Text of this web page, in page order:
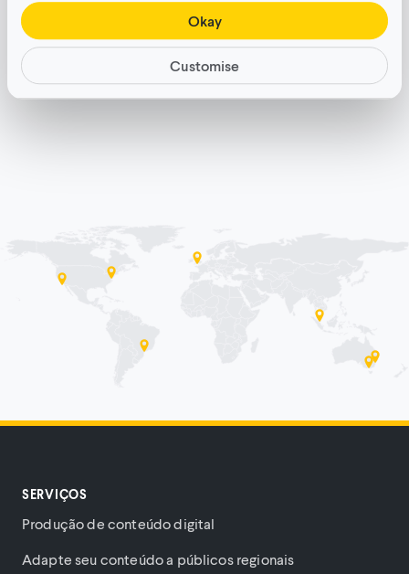
Okay
Customise
aumentar o seu time, com base nas suas
necessidades.
Conheça o nosso time
SERVIÇOS
Produção de conteúdo digital
Adapte seu conteúdo a públicos regionais